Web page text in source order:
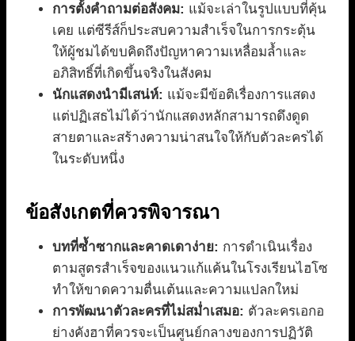
การตั้งคำถามต่อสังคม: แม้จะเล่าในรูปแบบที่คุ้น
เคย แต่ซีรีส์ก็ประสบความสำเร็จในการกระตุ้น
ให้ผู้ชมได้ขบคิดถึงปัญหาความเหลื่อมล้ำและ
อภิสิทธิ์ที่เกิดขึ้นจริงในสังคม
นักแสดงนำมีเสน่ห์: แม้จะมีข้อติเรื่องการแสดง
แต่ปฏิเสธไม่ได้ว่านักแสดงหลักสามารถดึงดูด
สายตาและสร้างความน่าสนใจให้กับตัวละครได้
ในระดับหนึ่ง
ข้อสังเกตที่ควรพิจารณา
บทที่ซ้ำซากและคาดเดาง่าย: การดำเนินเรื่อง
ตามสูตรสำเร็จของแนวแก้แค้นในโรงเรียนไฮโซ
ทำให้ขาดความตื่นเต้นและความแปลกใหม่
การพัฒนาตัวละครที่ไม่สม่ำเสมอ: ตัวละครเอกอ
ย่างคังฮาที่ควรจะเป็นศูนย์กลางของการปฏิวัติ